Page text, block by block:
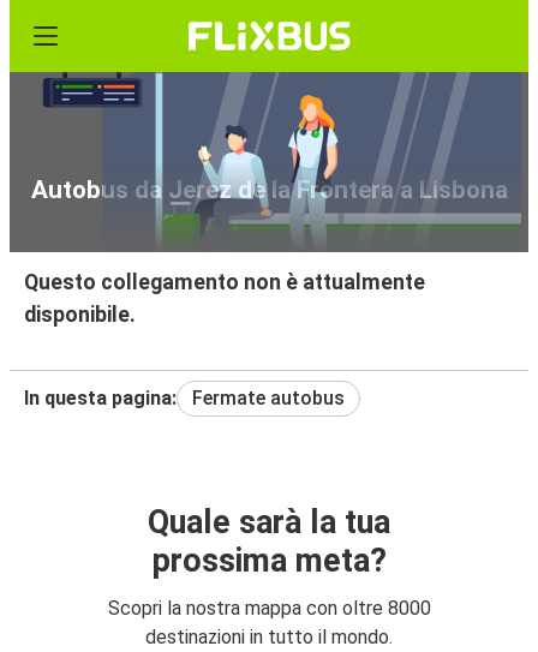
Autobus da Jerez de la Frontera a Lisbona
Questo collegamento non è attualmente
disponibile.
In questa pagina: Fermate autobus
Quale sarà la tua
prossima meta?
Scopri la nostra mappa con oltre 8000
destinazioni in tutto il mondo.